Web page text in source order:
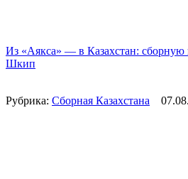
Из «Аякса» — в Казахстан: сборную
Шкип
Рубрика: Сборная Казахстана